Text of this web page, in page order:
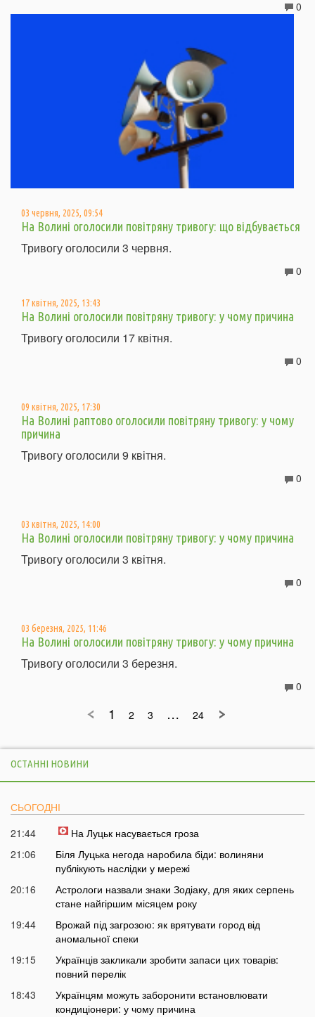
0
03 червня, 2025, 09:54
На Волині оголосили повітряну тривогу: що відбувається
Тривогу оголосили 3 червня.
0
17 квітня, 2025, 13:43
На Волині оголосили повітряну тривогу: у чому причина
Тривогу оголосили 17 квітня.
0
09 квітня, 2025, 17:30
На Волині раптово оголосили повітряну тривогу: у чому
причина
Тривогу оголосили 9 квітня.
0
03 квітня, 2025, 14:00
На Волині оголосили повітряну тривогу: у чому причина
Тривогу оголосили 3 квітня.
0
03 березня, 2025, 11:46
На Волині оголосили повітряну тривогу: у чому причина
Тривогу оголосили 3 березня.
0
1 2 3 … 24
ОСТАННІ НОВИНИ
СЬОГОДНІ
21:44
На Луцьк насувається гроза
21:06
Біля Луцька негода наробила біди: волиняни
публікують наслідки у мережі
20:16
Астрологи назвали знаки Зодіаку, для яких серпень
стане найгіршим місяцем року
19:44
Врожай під загрозою: як врятувати город від
аномальної спеки
19:15
Українців закликали зробити запаси цих товарів:
повний перелік
18:43
Українцям можуть заборонити встановлювати
кондиціонери: у чому причина